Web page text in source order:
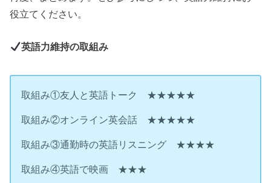
役立てください。
英語力維持の取組み
取組み①友人と英語トーク ★★★★★
取組み②オンライン英会話 ★★★★★
取組み③通勤時の英語リスニング ★★★★
取組み④英語で映画 ★★★